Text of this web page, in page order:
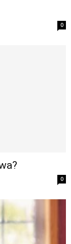
0
0